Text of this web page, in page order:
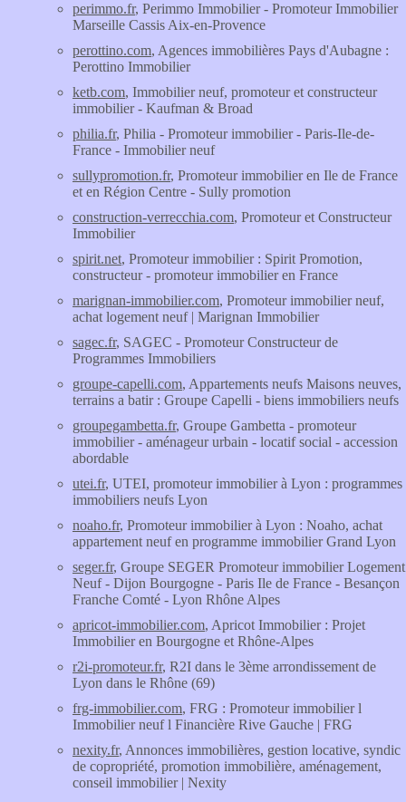
perimmo.fr, Perimmo Immobilier - Promoteur Immobilier
Marseille Cassis Aix-en-Provence
perottino.com, Agences immobilières Pays d'Aubagne :
Perottino Immobilier
ketb.com, Immobilier neuf, promoteur et constructeur
immobilier - Kaufman & Broad
philia.fr, Philia - Promoteur immobilier - Paris-Ile-de-
France - Immobilier neuf
sullypromotion.fr, Promoteur immobilier en Ile de France
et en Région Centre - Sully promotion
construction-verrecchia.com, Promoteur et Constructeur
Immobilier
spirit.net, Promoteur immobilier : Spirit Promotion,
constructeur - promoteur immobilier en France
marignan-immobilier.com, Promoteur immobilier neuf,
achat logement neuf | Marignan Immobilier
sagec.fr, SAGEC - Promoteur Constructeur de
Programmes Immobiliers
groupe-capelli.com, Appartements neufs Maisons neuves,
terrains a batir : Groupe Capelli - biens immobiliers neufs
groupegambetta.fr, Groupe Gambetta - promoteur
immobilier - aménageur urbain - locatif social - accession
abordable
utei.fr, UTEI, promoteur immobilier à Lyon : programmes
immobiliers neufs Lyon
noaho.fr, Promoteur immobilier à Lyon : Noaho, achat
appartement neuf en programme immobilier Grand Lyon
seger.fr, Groupe SEGER Promoteur immobilier Logement
Neuf - Dijon Bourgogne - Paris Ile de France - Besançon
Franche Comté - Lyon Rhône Alpes
apricot-immobilier.com, Apricot Immobilier : Projet
Immobilier en Bourgogne et Rhône-Alpes
r2i-promoteur.fr, R2I dans le 3ème arrondissement de
Lyon dans le Rhône (69)
frg-immobilier.com, FRG : Promoteur immobilier l
Immobilier neuf l Financière Rive Gauche | FRG
nexity.fr, Annonces immobilières, gestion locative, syndic
de copropriété, promotion immobilière, aménagement,
conseil immobilier | Nexity